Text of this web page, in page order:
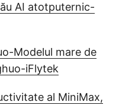
AI atotputernic-
Modelul mare de
iFlytek
al MiniMax,